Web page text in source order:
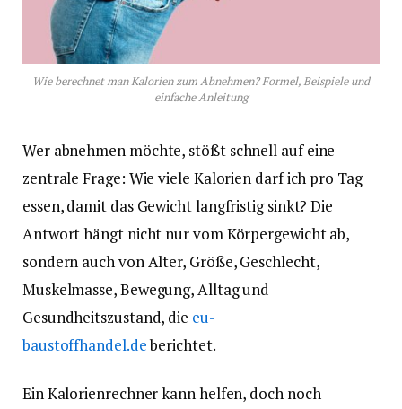
Wie berechnet man Kalorien zum Abnehmen? Formel, Beispiele und
einfache Anleitung
Wer abnehmen möchte, stößt schnell auf eine
zentrale Frage: Wie viele Kalorien darf ich pro Tag
essen, damit das Gewicht langfristig sinkt? Die
Antwort hängt nicht nur vom Körpergewicht ab,
sondern auch von Alter, Größe, Geschlecht,
Muskelmasse, Bewegung, Alltag und
Gesundheitszustand, die eu-
baustoffhandel.deberichtet.
Ein Kalorienrechner kann helfen, doch noch